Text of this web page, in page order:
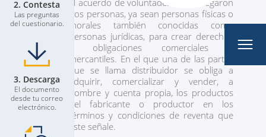
Mi Perfil
2. Contesta
Las preguntas
del cuestionario.
3. Descarga
El documento
desde tu correo
electrónico.
el acuerdo de voluntades al que llegaron
dos personas, ya sean personas físicas o
morales también conocidas como
personas jurídicas, para crear derechos
y obligaciones comerciales o
mercantiles. En el que una de las partes
que se llama distribuidor se obliga a
adquirir, comercializar y vender, a
nombre y cuenta propia, los productos
del fabricante o productor en los
términos y condiciones de reventa que
éste señale.